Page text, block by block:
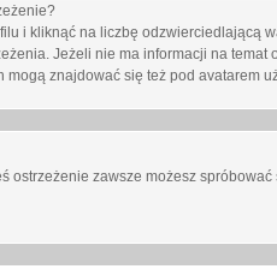
i kliknąć na liczbę odzwierciedlającą
Jeżeli nie ma informacji na temat
mogą znajdować się też pod avatarem
ostrzeżenie zawsze możesz